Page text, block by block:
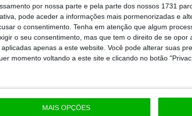
por nossa parte e pela parte dos nossos 1731
pode aceder a informações mais pormenorizadas e
o consentimento. Tenha em atenção que algum
o seu consentimento, mas que tem o direito de se
apenas a este website. Você pode alterar suas
momento voltando a este site e clicando no botão
MAIS OPÇÕES